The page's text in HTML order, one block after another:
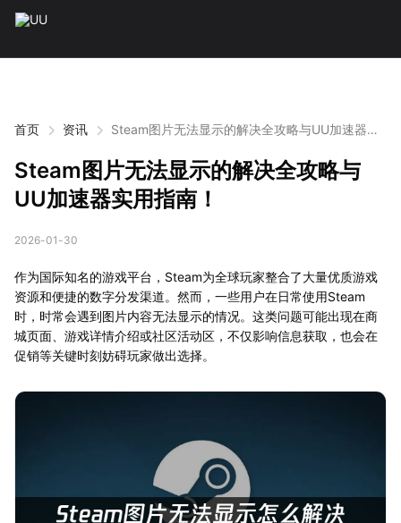
首页 资讯
Steam图片无法显示的解决全攻略与UU加速器实
Steam图片无法显示的解决全攻略与
UU加速器实用指南！
2026-01-30
作为国际知名的游戏平台，Steam为全球玩家整合了大量优质游戏
资源和便捷的数字分发渠道。然而，一些用户在日常使用Steam
时，时常会遇到图片内容无法显示的情况。这类问题可能出现在商
城页面、游戏详情介绍或社区活动区，不仅影响信息获取，也会在
促销等关键时刻妨碍玩家做出选择。